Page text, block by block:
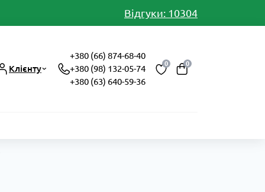
Відгуки: 10304
Клієнту
+380 (66) 874-68-40
+380 (98) 132-05-74
+380 (63) 640-59-36
0 0